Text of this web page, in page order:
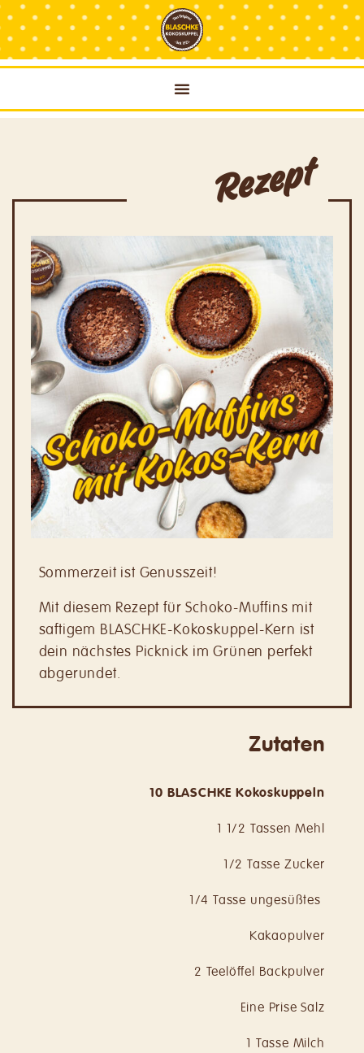
Rezept
Sommerzeit ist Genusszeit!
Mit diesem Rezept für Schoko-Muffins mit
saftigem BLASCHKE-Kokoskuppel-Kern ist
dein nächstes Picknick im Grünen perfekt
abgerundet.
Zutaten
10 BLASCHKE Kokoskuppeln
1 1/2 Tassen Mehl
1/2 Tasse Zucker
1/4 Tasse ungesüßtes
Kakaopulver
2 Teelöffel Backpulver
Eine Prise Salz
1 Tasse Milch